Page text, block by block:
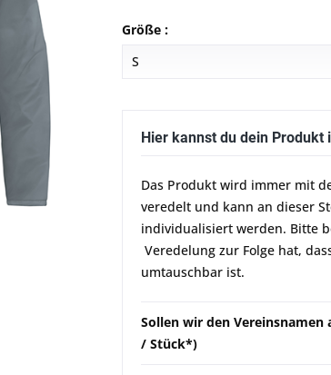
Größe :
Hier kannst du dein Produkt
Das Produkt wird immer mit
veredelt und kann an dieser
individualisiert werden. Bitte
Veredelung zur Folge hat,
umtauschbar ist.
Sollen wir den Vereinsnamen
/ Stück*)